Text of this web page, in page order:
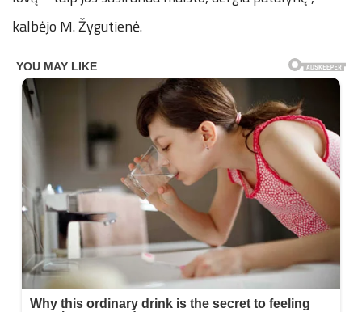
kalbėjo M. Žygutienė.